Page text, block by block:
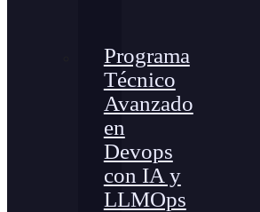
Programa
Técnico
Avanzado
en
Devops
con IA y
LLMOps